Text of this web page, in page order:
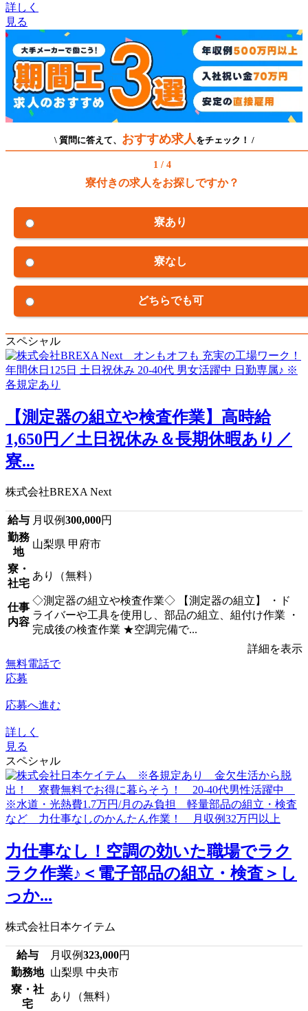
詳しく
見る
\ 質問に答えて、 おすすめ求人 をチェック！ /
1 / 4
寮付きの求人をお探しですか？
寮あり
寮なし
どちらでも可
スペシャル
【測定器の組立や検査作業】高時給
1,650円／土日祝休み＆長期休暇あり／
寮...
株式会社BREXA Next
給与 月収例300,000円
勤務
地
山梨県 甲府市
寮・
社宅
あり（無料）
仕事
内容
◇測定器の組立や検査作業◇ 【測定器の組立】 ・ド
ライバーや工具を使用し、部品の組立、組付け作業 ・
完成後の検査作業 ★空調完備で...
詳細を表示
無料電話で
応募
応募へ進む
詳しく
見る
スペシャル
力仕事なし！空調の効いた職場でラク
ラク作業♪＜電子部品の組立・検査＞し
っか...
株式会社日本ケイテム
給与 月収例323,000円
勤務地 山梨県 中央市
寮・社
宅
あり（無料）